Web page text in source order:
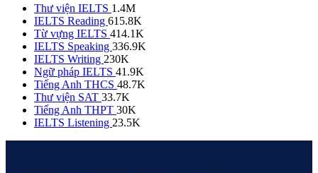
Thư viện IELTS 1.4M
IELTS Reading 615.8K
Từ vựng IELTS 414.1K
IELTS Speaking 336.9K
IELTS Writing 230K
Ngữ pháp IELTS 41.9K
Tiếng Anh THCS 48.7K
Thư viện SAT 33.7K
Tiếng Anh THPT 30K
IELTS Listening 23.5K